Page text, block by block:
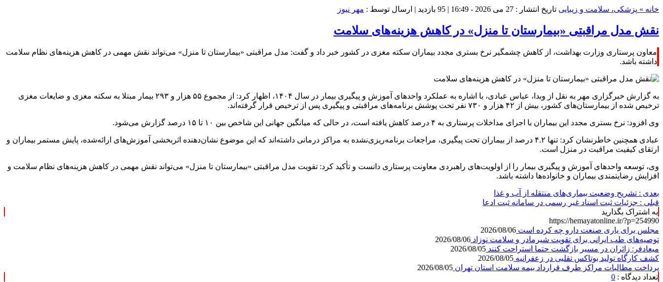
خانه » پزشکی، سلامت و زیبایی تاریخ انتشار : 27 می 2026 - 16:49 | 95 بازدید | ارسال توسط : مهر نیوز
نقش مدل مراقبتی «بیمارستان تا منزل» در کاهش هزینه‌های سلامت
معاون پرستاری وزارت بهداشت، از کاهش چشمگیر نرخ بستری مجدد بیماران سکته مغزی در کشور خبر داد و گفت: مدل مراقبتی «بیمارستان تا منزل» می‌تواند نقش مهمی در کاهش هزینه‌های نظام سلامت
داشته باشد.
به گزارش خبرگزاری مهر به نقل از وبدا، عباس عبادی، با اشاره به عملکرد واحدهای آموزش و پیگیری بیمار در سال ۱۴۰۴، اظهار کرد: از مجموع ۵۵ هزار و ۲۹۳ بیمار مبتلا به سکته مغزی و ضایعات مغزی
ترخیص‌ شده از بیمارستان‌های کشور، بیش از ۴۲ هزار و ۷۳۰ نفر تحت پوشش برنامه‌های مراقبتی و پیگیری پس از ترخیص قرار گرفته‌اند.
وی افزود: نرخ بستری مجدد این بیماران با اجرای مداخلات پرستاری به ۴ درصد کاهش یافته است، در حالی که میانگین جهانی این شاخص بین ۱۰ تا ۱۵ درصد گزارش می‌شود.
عبادی همچنین خاطرنشان کرد: تنها ۴.۲ درصد از بیماران تحت پیگیری، مراجعات برنامه‌ریزی‌نشده به مراکز درمانی داشته‌اند که این موضوع نشان‌دهنده اثربخشی آموزش‌های ارائه‌شده، پایش مستمر بیماران و
ارتقای کیفیت مراقبت در منزل است.
وی، توسعه واحدهای آموزش و پیگیری بیمار را از اولویت‌های راهبردی معاونت پرستاری دانست و تأکید کرد: تقویت مدل مراقبتی «بیمارستان تا منزل» می‌تواند نقش مهمی در کاهش هزینه‌های نظام سلامت و
افزایش رضایتمندی بیماران و خانواده‌ها داشته باشد.
بعدی : تشریح وضعیت بیماری‌های منتقله از آب و غذا
قبلی : جزئیات ثبت اسناد غیر رسمی در سامانه ثبت ادعا
به اشتراک بگذارید
https://hemayatonline.ir/?p=254990
مجلس برای یاری صنعت دارو چه کرده است 2026/08/06
توصیه‌های طب ایرانی برای تقویت شیرمادر و سلامت نوزاد 2026/08/06
میعادفر: زائران در مسیر بازگشت حتما استراحت کنند 2026/08/05
کشف کارگاه تولید بوتاکس تقلبی در زعفرانیه 2026/08/05
پرداخت مطالبات مراکز طرف قرارداد بیمه سلامت استان تهران 2026/08/05
تعداد دیدگاه : 0